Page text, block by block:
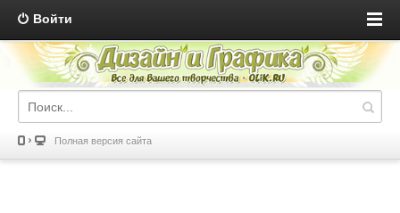
Войти
Полная версия сайта